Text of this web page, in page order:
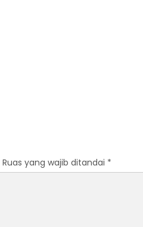
Ruas yang wajib ditandai *